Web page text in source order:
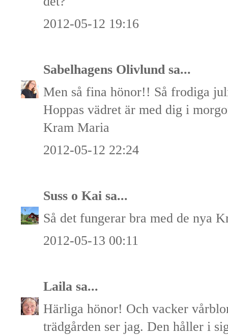
2012-05-12 19:16
Sabelhagens Olivlund sa...
Men så fina hönor!! Så frodiga
Hoppas vädret är med dig i
Kram Maria
2012-05-12 22:24
Suss o Kai sa...
Så det fungerar bra med de nya
2012-05-13 00:11
Laila sa...
Härliga hönor! Och vacker
trädgården ser jag. Den håller i